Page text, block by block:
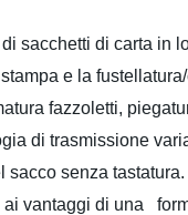
sacchetti di carta in
stampa e la
fazzoletti,
di trasmissione
senza
vantaggi di una